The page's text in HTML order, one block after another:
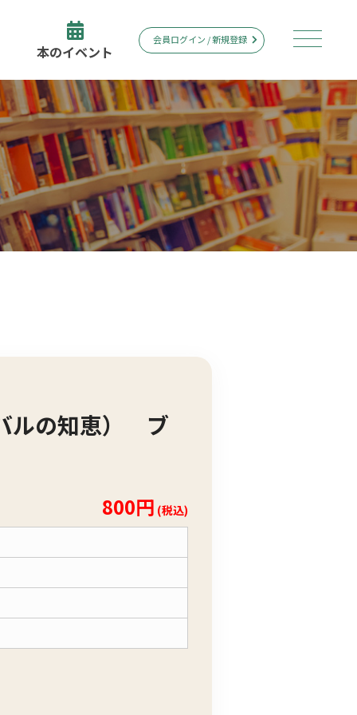
本のイベント
会員ログイン / 新規登録
ルの知恵） ブ
800円 (税込)